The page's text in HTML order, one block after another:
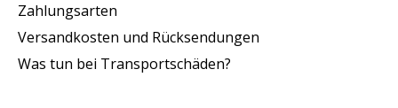
Zahlungsarten
Versandkosten und Rücksendungen
Was tun bei Transportschäden?